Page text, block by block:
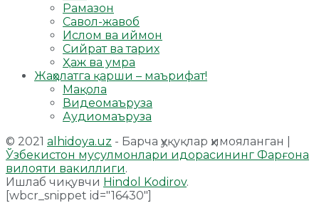
Рамазон
Савол-жавоб
Ислом ва иймон
Сийрат ва тарих
Ҳаж ва умра
Жаҳолатга қарши – маърифат!
Мақола
Видеомаъруза
Аудиомаъруза
© 2021 alhidoya.uz - Барча ҳуқуқлар ҳимояланган |
Ўзбекистон мусулмонлари идорасининг Фарғона
вилояти вакиллиги.
Ишлаб чиқувчи Hindol Kodirov.
[wbcr_snippet id="16430"]